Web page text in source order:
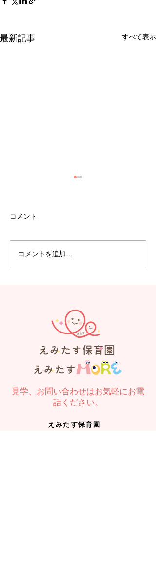
最新記事 すべて表示
【えみたす】Summer
Festival 🎋🌻
コメント
コメントを追加…
見学、お問い合わせはお気軽にお電
話ください。
えみたす保育園